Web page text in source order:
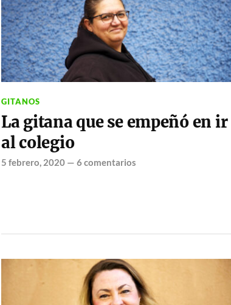
GITANOS
La gitana que se empeñó en ir
al colegio
5 febrero, 2020— 6 comentarios